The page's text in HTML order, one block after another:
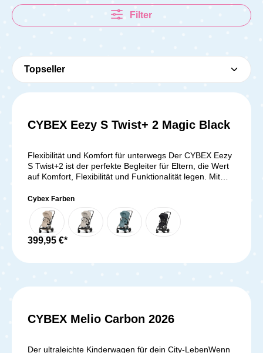
Filter
CYBEX Eezy S Twist+ 2 Magic Black
Flexibilität und Komfort für unterwegs Der CYBEX Eezy
S Twist+2 ist der perfekte Begleiter für Eltern, die Wert
auf Komfort, Flexibilität und Funktionalität legen. Mit
Terrain-Bereifung und dem kompakten
Faltmechanismus ist dieser Buggy ideal für den Alltag –
egal, ob in der Stadt oder auf Reisen.Maximaler
Komfort für dein Kind Mit dem Eezy S Twist+2 genießt
dein Kind jederzeit eine bequeme Sitz- oder
mit nur einem Handgriff die Blickrichtung anpassen –
drehbarer Sitz – Einfache Anpassung der Blickrichtung
ohne UmbauenKomplett flache Liegeposition – Perfekt
verstellbare Fußstütze – Für maximalen
Cybex Farben
399,95 €*
CYBEX Melio Carbon 2026
Der ultraleichte Kinderwagen für dein City-LebenWenn